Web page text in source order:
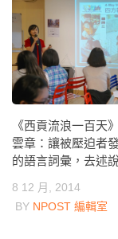
《西貢流浪一百天
雲章：讓被壓迫者
的語言詞彙，去述
8 12 月, 2014
BY NPOST 編輯室